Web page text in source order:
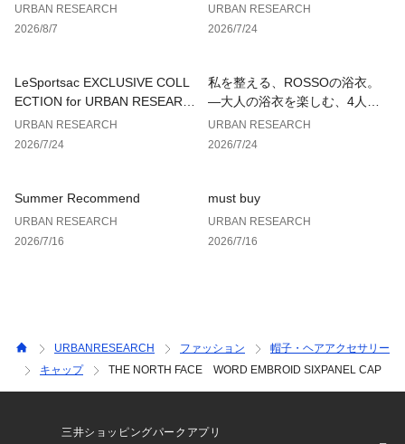
※商品画像は、光の当たり具合やパソコンなどの閲覧環境によ
※商品の色味の目安は、商品単体の画像をご参照ください。
▼お気に入り登録のおすすめ▼
お気に入り登録された商品は、マイページにて現在の価格情報
URBAN RESEARCH
2026/8/7
URBAN RESEARCH
2026/7/24
LeSportsac EXCLUSIVE COLL
ECTION for URBAN RESEARC
H
URBAN RESEARCH
2026/7/24
私を整える、ROSSOの浴衣。
—大人の浴衣を楽しむ、4人のT
IPS—
URBAN RESEARCH
2026/7/24
Summer Recommend
URBAN RESEARCH
2026/7/16
must buy
URBAN RESEARCH
2026/7/16
URBANRESEARCH ファッション
帽子・ヘアアクセサリー
キャップ
THE NORTH FACE WORD EMBROID SIXPANEL CAP
三井ショッピングパークアプリ